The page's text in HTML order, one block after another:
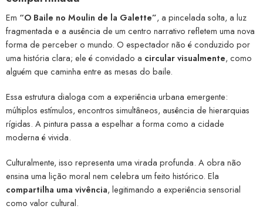
Em “O Baile no Moulin de la Galette”, a pincelada solta, a luz
fragmentada e a ausência de um centro narrativo refletem uma nova
forma de perceber o mundo. O espectador não é conduzido por
uma história clara; ele é convidado a circular visualmente, como
alguém que caminha entre as mesas do baile.
Essa estrutura dialoga com a experiência urbana emergente:
múltiplos estímulos, encontros simultâneos, ausência de hierarquias
rígidas. A pintura passa a espelhar a forma como a cidade
moderna é vivida.
Culturalmente, isso representa uma virada profunda. A obra não
ensina uma lição moral nem celebra um feito histórico. Ela
compartilha uma vivência, legitimando a experiência sensorial
como valor cultural.